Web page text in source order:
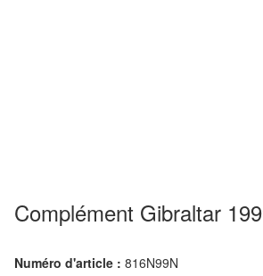
Complément Gibraltar
Numéro d'article : 816N99N